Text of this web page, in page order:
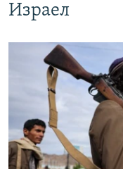
Израел